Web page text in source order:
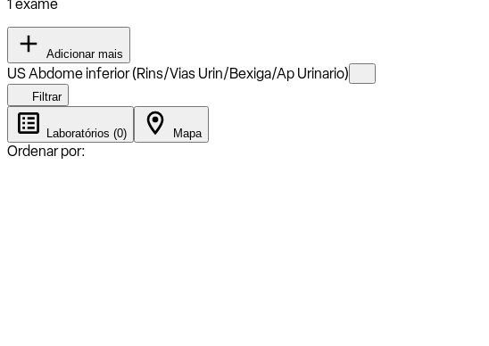
1 exame
Adicionar mais
US Abdome inferior (Rins/Vias Urin/Bexiga/Ap Urinario)
Filtrar
Laboratórios (0) Mapa
Ordenar por: